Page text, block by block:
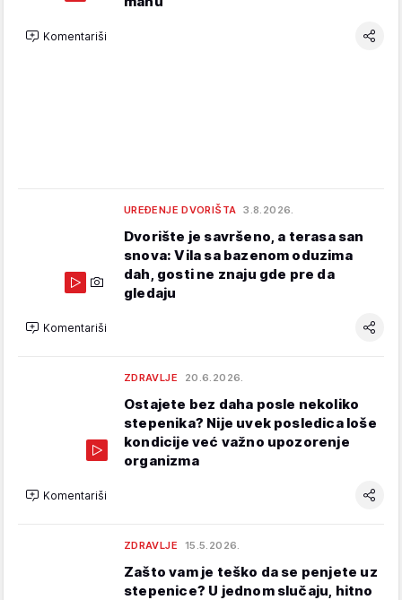
Komentariši
UREĐENJE DVORIŠTA 3.8.2026.
Dvorište je savršeno, a terasa san
snova: Vila sa bazenom oduzima
dah, gosti ne znaju gde pre da
gledaju
Komentariši
ZDRAVLJE 20.6.2026.
Ostajete bez daha posle nekoliko
stepenika? Nije uvek posledica loše
kondicije već važno upozorenje
organizma
Komentariši
ZDRAVLJE 15.5.2026.
Zašto vam je teško da se penjete uz
stepenice? U jednom slučaju, hitno